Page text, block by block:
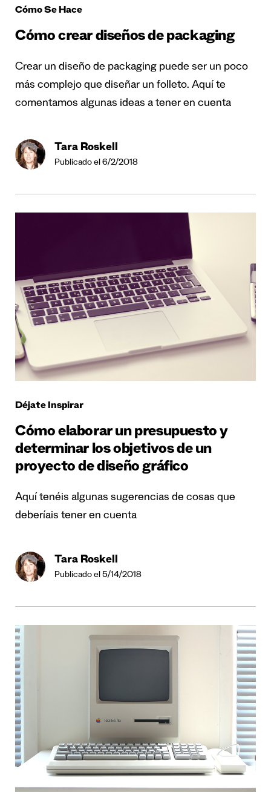
Cómo Se Hace
Cómo crear diseños de packaging
Crear un diseño de packaging puede ser un poco
más complejo que diseñar un folleto. Aquí te
comentamos algunas ideas a tener en cuenta
Tara Roskell
Publicado el 6/2/2018
Déjate Inspirar
Cómo elaborar un presupuesto y
determinar los objetivos de un
proyecto de diseño gráfico
Aquí tenéis algunas sugerencias de cosas que
deberíais tener en cuenta
Tara Roskell
Publicado el 5/14/2018